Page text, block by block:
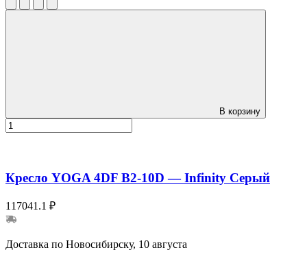
В корзину
Кресло YOGA 4DF B2-10D — Infinity Серый
117041.1 ₽
Доставка по Новосибирску, 10 августа